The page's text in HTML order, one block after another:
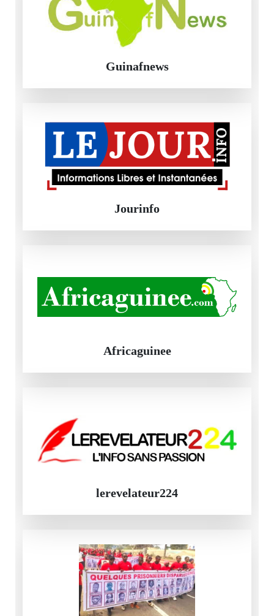
Guinafnews
Jourinfo
Africaguinee
lerevelateur224